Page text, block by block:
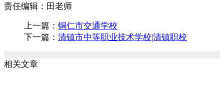
责任编辑： 田老师
上一篇： 铜仁市交通学校
下一篇： 清镇市中等职业技术学校|清镇职校
相关文章